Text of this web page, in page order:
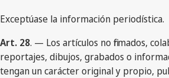
Exceptúase la información periodística.
Art. 28. — Los artículos no firmados,
reportajes, dibujos, grabados o
tengan un carácter original y propio,